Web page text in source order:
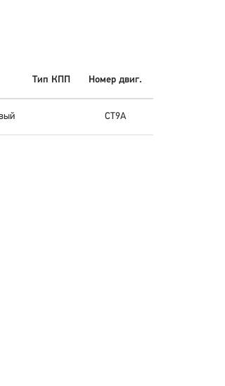
Тип КПП Номер двиг.
CT9A